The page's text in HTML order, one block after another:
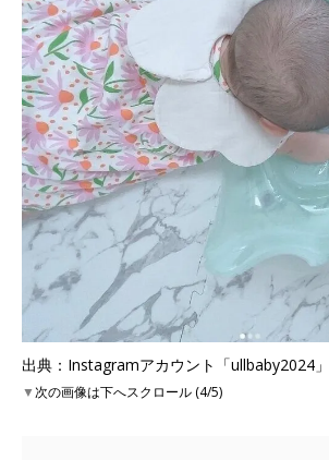
出典：Instagramアカウント「ullbaby2024」
▼次の画像は下へスクロール (4/5)